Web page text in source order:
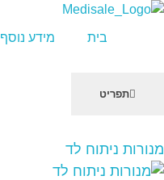
לֵב:
בְּאֲתָר
בית מידע נוסף
תפריט
מנורות ניתוח לד